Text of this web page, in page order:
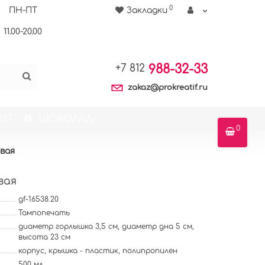
ПН-ПТ
11.00-20.00
Закладки 0
+7 812 988-32-33
zakaz@prokreatif.ru
0
gf-16538.20
Тампопечать
диаметр горлышка 3,5 см, диаметр дна 5 см,
высота 23 см
корпус, крышка - пластик, полипропилен